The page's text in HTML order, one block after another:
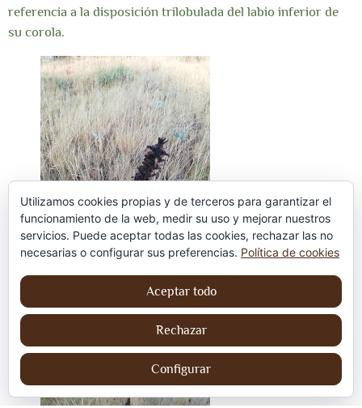
referencia a la disposición trilobulada del labio inferior de
su corola.
Otros nombres comunes son: boca de dragón, borda,
papallona, gatzoneta, cresta de gall, gallocresta, erinassos,
torta de pastór o trigo mayor vacuno.
Utilizamos cookies propias y de terceros para garantizar el
funcionamiento de la web, medir su uso y mejorar nuestros
servicios. Puede aceptar todas las cookies, rechazar las no
necesarias o configurar sus preferencias. Política de cookies
Aceptar todo
Rechazar
Configurar